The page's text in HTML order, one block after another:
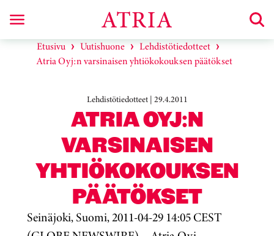
Etusivu Uutishuone
Lehdistötiedotteet
Atria Oyj:n varsinaisen yhtiökokouksen päätökset
Lehdistötiedotteet | 29.4.2011
ATRIA OYJ:N
VARSINAISEN
YHTIÖKOKOUKSEN
PÄÄTÖKSET
Seinäjoki, Suomi, 2011-04-29 14:05 CEST